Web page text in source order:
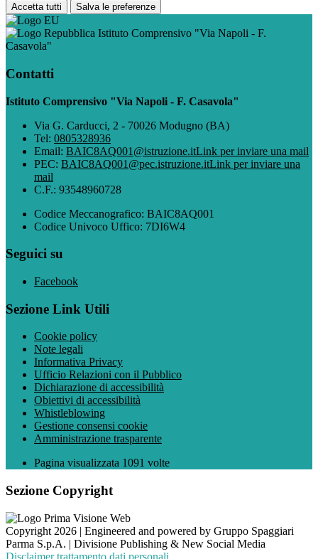
Accetta tutti Salva le preferenze
Istituto Comprensivo "Via Napoli - F.
Casavola"
Contatti
Istituto Comprensivo "Via Napoli - F. Casavola"
Via G. Carducci, 2 - 70026 Modugno (BA)
Tel: 0805328936
Email: BAIC8AQ001@istruzione.itLink per inviare una mail
PEC: BAIC8AQ001@pec.istruzione.itLink per inviare una
mail
C.F.: 93548960728
Codice Meccanografico: BAIC8AQ001
Codice Univoco Uffico: 7DI6W4
Seguici su
Facebook
Sezione Link Utili
Cookie policy
Note legali
Informativa Privacy
Ufficio Relazioni con il Pubblico
Dichiarazione di accessibilità
Obiettivi di accessibilità
Whistleblowing
Gestione consensi cookie
Amministrazione trasparente
Pagina visualizzata 1091 volte
Sezione Copyright
Copyright 2026 | Engineered and powered by Gruppo Spaggiari
Parma S.p.A. | Divisione Publishing & New Social Media
Disclaimer trattamento dati personali